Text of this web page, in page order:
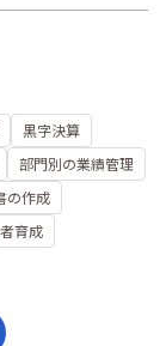
黒字決算
部門別の業績管理
の作成
育成